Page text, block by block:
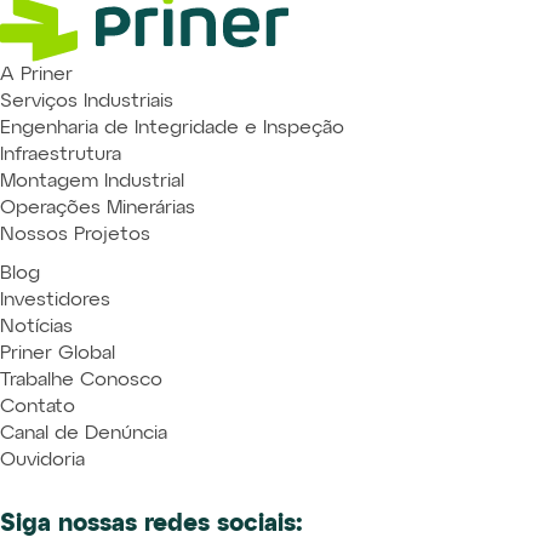
A Priner
Serviços Industriais
Engenharia de Integridade e Inspeção
Infraestrutura
Montagem Industrial
Operações Minerárias
Nossos Projetos
Blog
Investidores
Notícias
Priner Global
Trabalhe Conosco
Contato
Canal de Denúncia
Ouvidoria
Siga nossas redes sociais: